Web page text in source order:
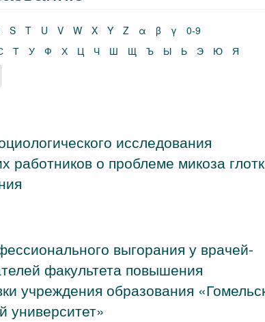
S T U V W X Y Z α β γ
0-9
Т У Ф Х Ц Ч Ш Щ Ъ Ы Ь Э Ю
Я
исследования
работников о проблеме микоза
выгорания у врачей-
факультета повышения
учреждения образования
университет»